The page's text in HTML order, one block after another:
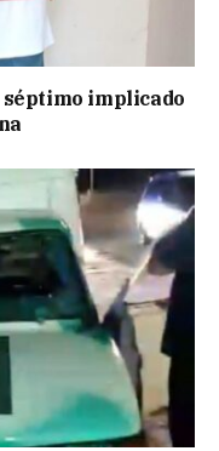
séptimo implicado